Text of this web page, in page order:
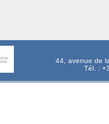
44, avenue de
Tél. :